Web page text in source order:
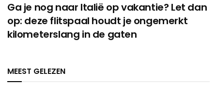
Ga je nog naar Italië op vakantie? Let dan
op: deze flitspaal houdt je ongemerkt
kilometerslang in de gaten
MEEST GELEZEN